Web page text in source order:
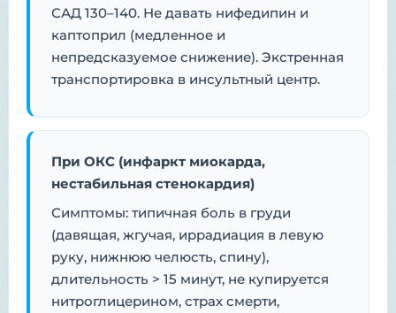
САД 130–140. Не давать нифедипин и
каптоприл (медленное и
непредсказуемое снижение). Экстренная
транспортировка в инсультный центр.
При ОКС (инфаркт миокарда,
нестабильная стенокардия)
Симптомы: типичная боль в груди
(давящая, жгучая, иррадиация в левую
руку, нижнюю челюсть, спину),
длительность > 15 минут, не купируется
нитроглицерином, страх смерти,